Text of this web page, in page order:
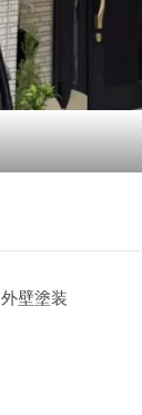
外壁塗装